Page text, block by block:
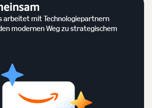
arbeitet mit Technologiepartnern
modernen Weg zu strategischem